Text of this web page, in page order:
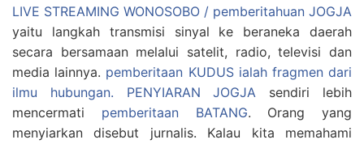
LIVE STREAMING WONOSOBO / pemberitahuan JOGJA
yaitu langkah transmisi sinyal ke beraneka daerah
secara bersamaan melalui satelit, radio, televisi dan
media lainnya. pemberitaan KUDUS ialah fragmen dari
ilmu hubungan. PENYIARAN JOGJA sendiri lebih
mencermati pemberitaan BATANG. Orang yang
menyiarkan disebut jurnalis. Kalau kita memahami